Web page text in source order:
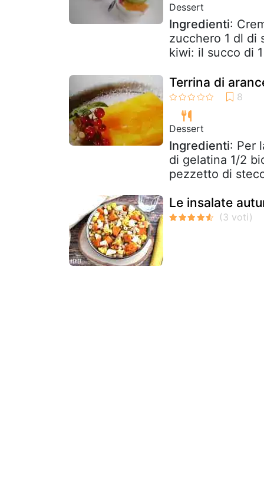
Dessert
Ingredienti:
zucchero 1 dl di
kiwi: il succo di
Terrina di
Dessert
Ingredienti: Per
di gelatina 1/2
pezzetto di
Le insalate